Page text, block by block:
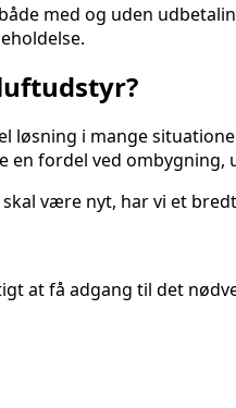
med og uden
i mange
fordel ved ombygning,
være nyt, har vi et
at få adgang til det